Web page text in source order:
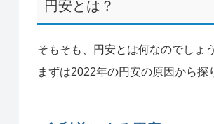
円安とは？
そもそも、円安とは何なのでしょ
まずは2022年の円安の原因から探